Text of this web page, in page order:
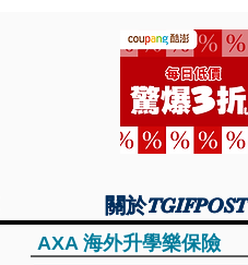
關於TGIFPOST
關於TGIFPOST
AXA 海外升學樂保險